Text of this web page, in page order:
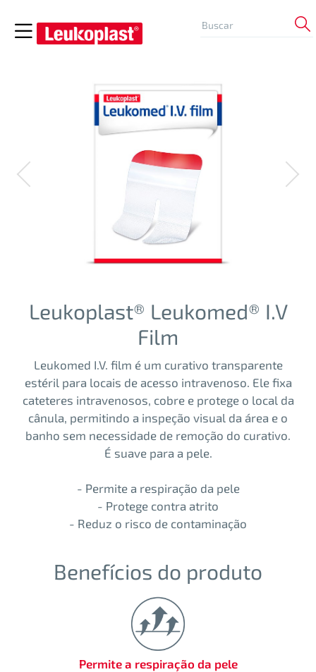
Leukoplast® Leukomed® I.V
Film
Leukomed I.V. film é um curativo transparente
estéril para locais de acesso intravenoso. Ele fixa
cateteres intravenosos, cobre e protege o local da
cânula, permitindo a inspeção visual da área e o
banho sem necessidade de remoção do curativo.
É suave para a pele.
- Permite a respiração da pele
- Protege contra atrito
- Reduz o risco de contaminação
Benefícios do produto
Permite a respiração da pele